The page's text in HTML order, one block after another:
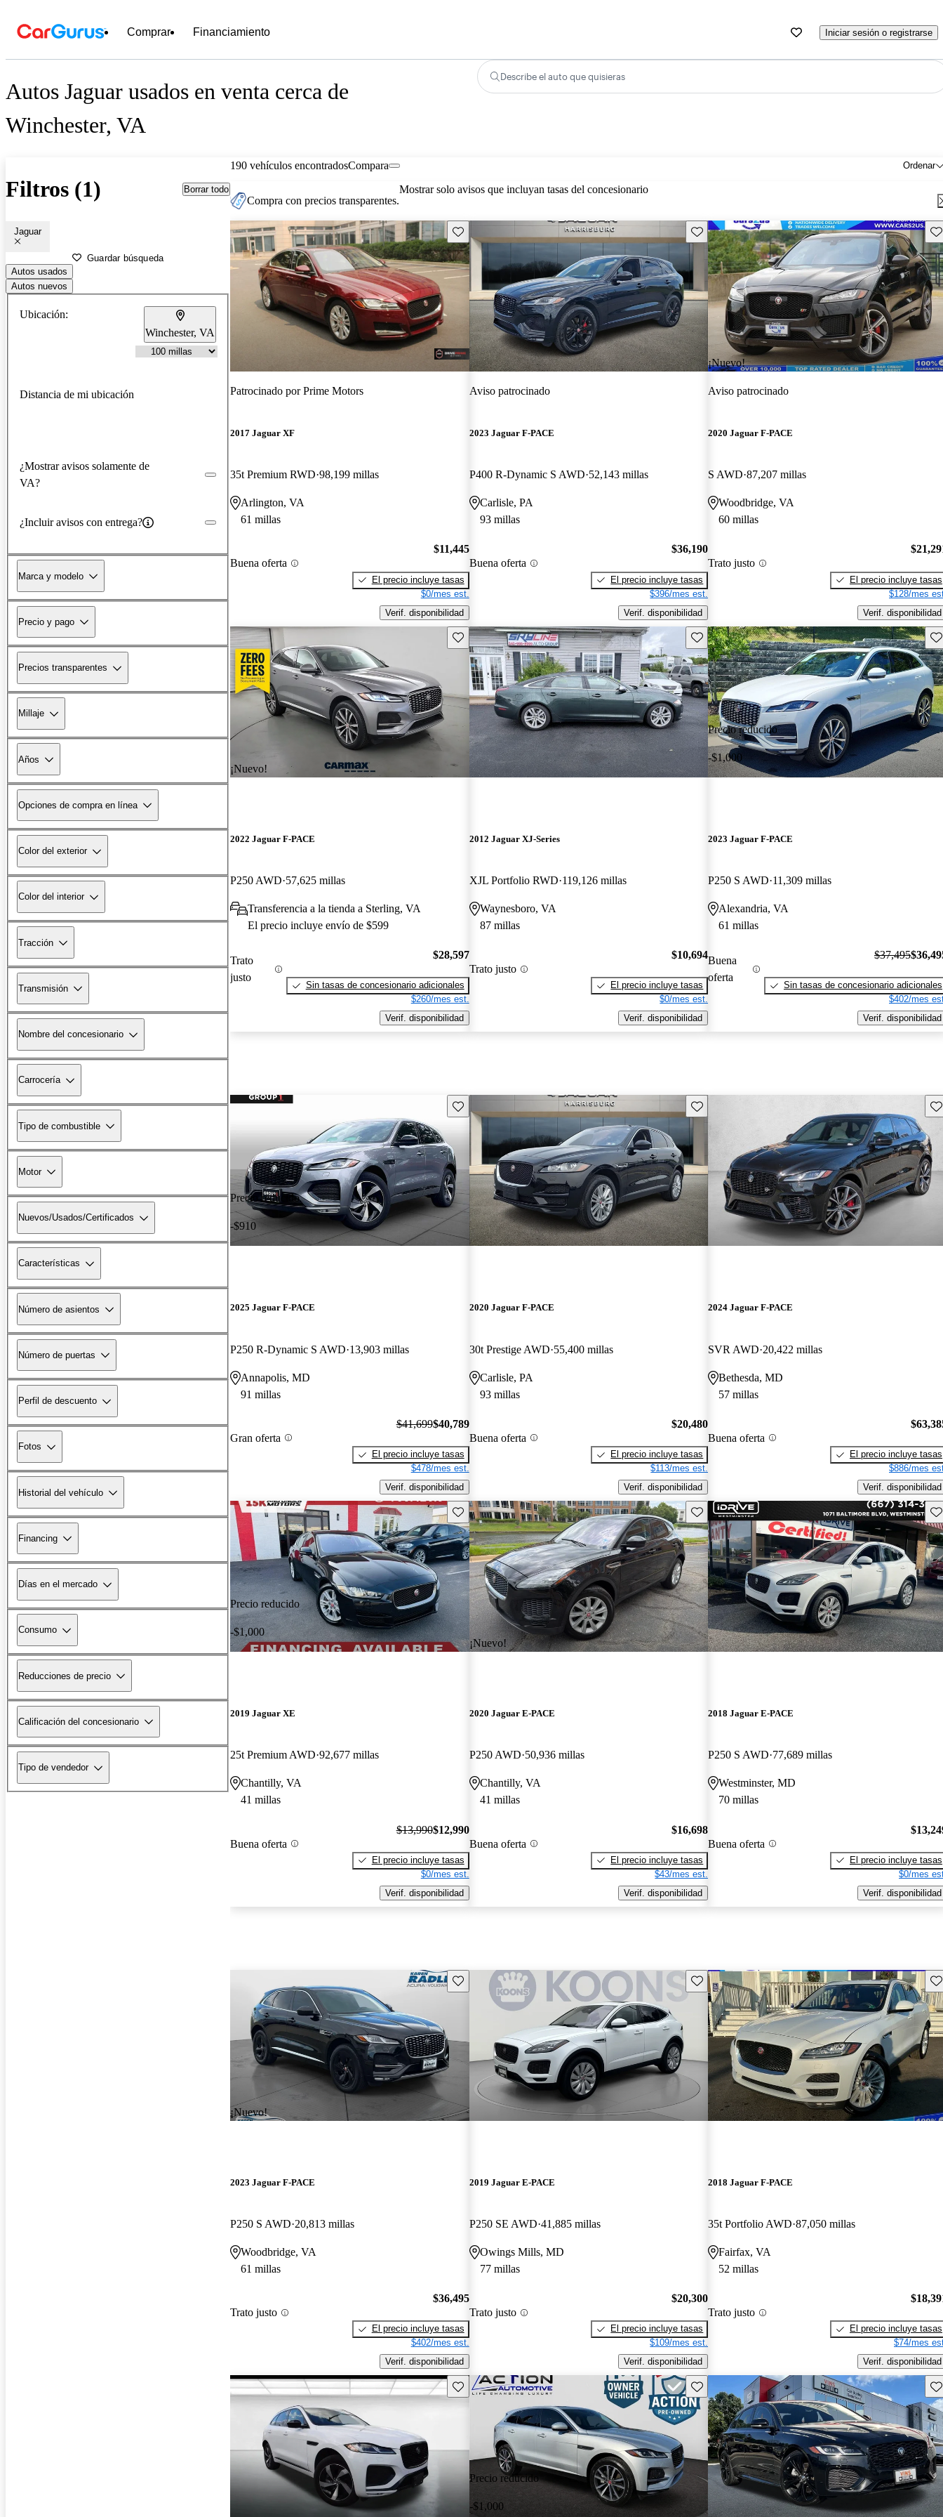
Comprar Financiamiento Iniciar sesión o registrarse
Autos Jaguar usados en venta cerca de
Winchester, VA
Describe el auto que quisieras
Filtros (1) Borrar todo
Jaguar
Guardar búsqueda
Autos usados
Autos nuevos
Ubicación:
Winchester, VA
Distancia de mi ubicación
¿Mostrar avisos solamente de
VA?
¿Incluir avisos con entrega?
Marca y modelo
Precio y pago
Precios transparentes
Millaje
Años
Opciones de compra en línea
Color del exterior
Color del interior
Tracción
Transmisión
Nombre del concesionario
Carrocería
Tipo de combustible
Motor
Nuevos/Usados/Certificados
Características
Número de asientos
Número de puertas
Perfil de descuento
Fotos
Historial del vehículo
Financing
Días en el mercado
Consumo
Reducciones de precio
Calificación del concesionario
Tipo de vendedor
190 vehículos encontrados Ordenar
Compara
Compra con precios transparentes.
Mostrar solo avisos que incluyan tasas del concesionario
Guarda este Aviso
Patrocinado porPrime Motors
2017 Jaguar XF
35t Premium RWD 98,199 millas
Arlington, VA
61 millas
Buena oferta
$11,445
El precio incluye tasas
$0/mes est.
Verif. disponibilidad
Guarda este Aviso
Aviso patrocinado
2023 Jaguar F-PACE
P400 R-Dynamic S AWD 52,143 millas
Carlisle, PA
93 millas
Buena oferta
$36,190
El precio incluye tasas
$396/mes est.
Verif. disponibilidad
¡Nuevo!
Aviso patrocinado
2020 Jaguar F-PACE
S AWD 87,207 millas
Woodbridge, VA
60 millas
Trato justo
El precio incluye tasas
$128/mes
Verif. disponibilidad
¡Nuevo!
Guarda este Aviso
2022 Jaguar F-PACE
P250 AWD 57,625 millas
Transferencia a la tienda a Sterling, VA
El precio incluye envío de $599
Trato
justo
$28,597
Sin tasas de concesionario adicionales
$260/mes est.
Verif. disponibilidad
Guarda este Aviso
2012 Jaguar XJ-Series
XJL Portfolio RWD 119,126 millas
Waynesboro, VA
87 millas
Trato justo
$10,694
El precio incluye tasas
$0/mes est.
Verif. disponibilidad
Precio reducido
-$1,000
2023 Jaguar F-PACE
P250 S AWD 11,309 millas
Alexandria, VA
61 millas
Buena
oferta
$37,495
Sin tasas de concesionario adicionales
$402/mes
Verif. disponibilidad
Precio reducido
-$910
Guarda este Aviso
2025 Jaguar F-PACE
P250 R-Dynamic S AWD 13,903 millas
Annapolis, MD
91 millas
Gran oferta
$41,699$40,789
El precio incluye tasas
$478/mes est.
Verif. disponibilidad
Guarda este Aviso
2020 Jaguar F-PACE
30t Prestige AWD 55,400 millas
Carlisle, PA
93 millas
Buena oferta
$20,480
El precio incluye tasas
$113/mes est.
Verif. disponibilidad
2024 Jaguar F-PACE
SVR AWD 20,422 millas
Bethesda, MD
57 millas
Buena oferta
El precio incluye tasas
$886/mes
Verif. disponibilidad
Precio reducido
-$1,000
Guarda este Aviso
2019 Jaguar XE
25t Premium AWD 92,677 millas
Chantilly, VA
41 millas
Buena oferta
$13,990$12,990
El precio incluye tasas
$0/mes est.
Verif. disponibilidad
¡Nuevo!
Guarda este Aviso
2020 Jaguar E-PACE
P250 AWD 50,936 millas
Chantilly, VA
41 millas
Buena oferta
$16,698
El precio incluye tasas
$43/mes est.
Verif. disponibilidad
2018 Jaguar E-PACE
P250 S AWD 77,689 millas
Westminster, MD
70 millas
Buena oferta
El precio incluye tasas
$0/mes
Verif. disponibilidad
¡Nuevo!
Guarda este Aviso
2023 Jaguar F-PACE
P250 S AWD 20,813 millas
Woodbridge, VA
61 millas
Trato justo
$36,495
El precio incluye tasas
$402/mes est.
Verif. disponibilidad
Guarda este Aviso
2019 Jaguar E-PACE
P250 SE AWD 41,885 millas
Owings Mills, MD
77 millas
Trato justo
$20,300
El precio incluye tasas
$109/mes est.
Verif. disponibilidad
2018 Jaguar F-PACE
35t Portfolio AWD 87,050 millas
Fairfax, VA
52 millas
Trato justo
El precio incluye tasas
$74/mes
Verif. disponibilidad
Guarda este Aviso
Precio reducido
-$1,000
Guarda este Aviso